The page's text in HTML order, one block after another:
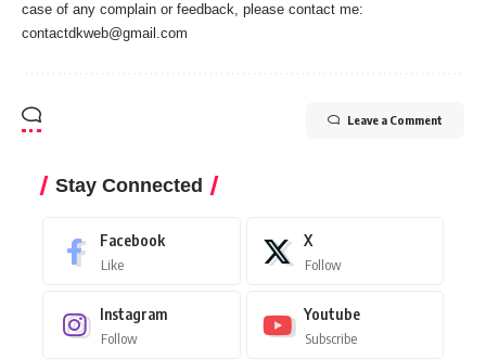
case of any complain or feedback, please contact me:
contactdkweb@gmail.com
Leave a Comment
Stay Connected
Facebook
Like
X
Follow
Instagram
Follow
Youtube
Subscribe